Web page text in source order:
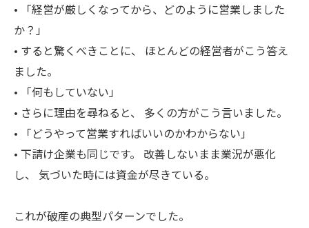
• 「経営が厳しくなってから、どのように営業しました
か？」
• すると驚くべきことに、 ほとんどの経営者がこう答え
ました。
• 「何もしていない」
• さらに理由を尋ねると、 多くの方がこう言いました。
• 「どうやって営業すればいいのかわからない」
• 下請け企業も同じです。 改善しないまま業況が悪化
し、 気づいた時には資金が尽きている。
これが破産の典型パターンでした。